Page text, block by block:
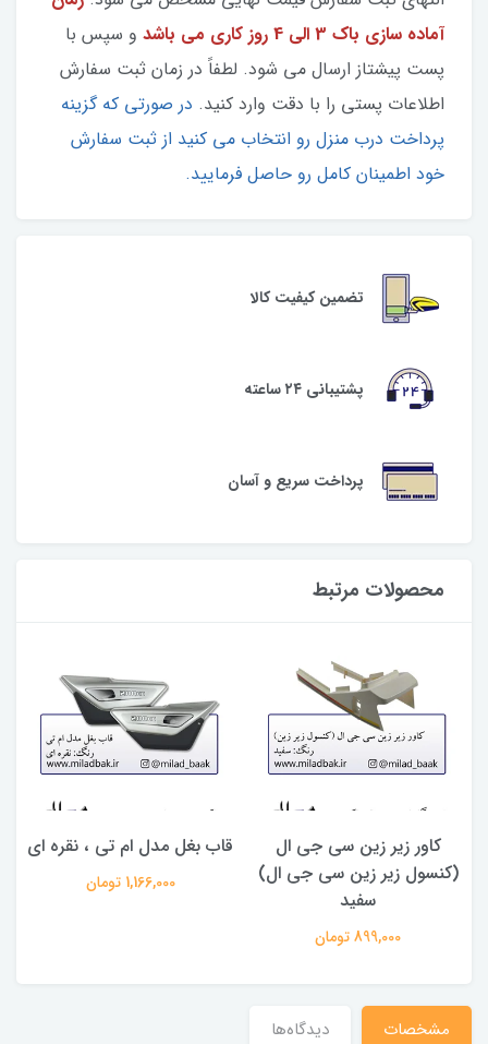
آماده سازی باک 3 الی 4 روز کاری می باشد
و سپس با
پست پیشتاز ارسال می شود. لطفاً در زمان ثبت سفارش
اطلاعات پستی را با دقت وارد کنید. در صورتی که گزینه
پرداخت درب منزل رو انتخاب می کنید از ثبت سفارش
خود اطمینان کامل رو حاصل فرمایید.
تضمین کیفیت کالا
پشتیبانی ۲۴ ساعته
پرداخت سریع و آسان
محصولات مرتبط
کاور زیر زین سی جی ال
(کنسول زیر زین سی جی ال)
سفید
899,000 تومان
قاب بغل مدل ام تی ، نقره ای
1,166,000 تومان
مشخصات دیدگاه‌ها